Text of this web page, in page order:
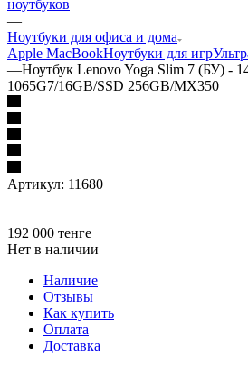
ноутбуков
—
Ноутбуки для офиса и дома
Apple MacBookНоутбуки для игр
—Ноутбук Lenovo Yoga Slim 7 (БУ) -
1065G7/16GB/SSD 256GB/MX350
Артикул: 11680
192 000 тенге
Нет в наличии
Наличие
Отзывы
Как купить
Оплата
Доставка